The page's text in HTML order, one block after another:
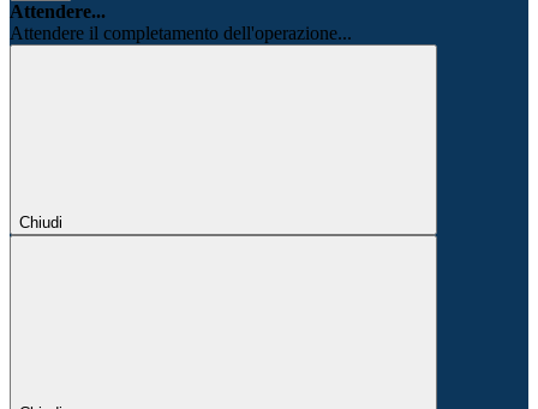
Attendere...
Attendere il completamento dell'operazione...
Chiudi